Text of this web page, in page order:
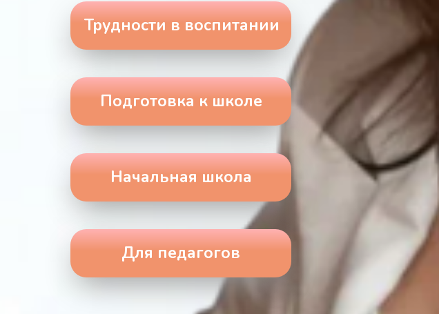
Трудности в воспитании
Подготовка к школе
Начальная школа
Для педагогов